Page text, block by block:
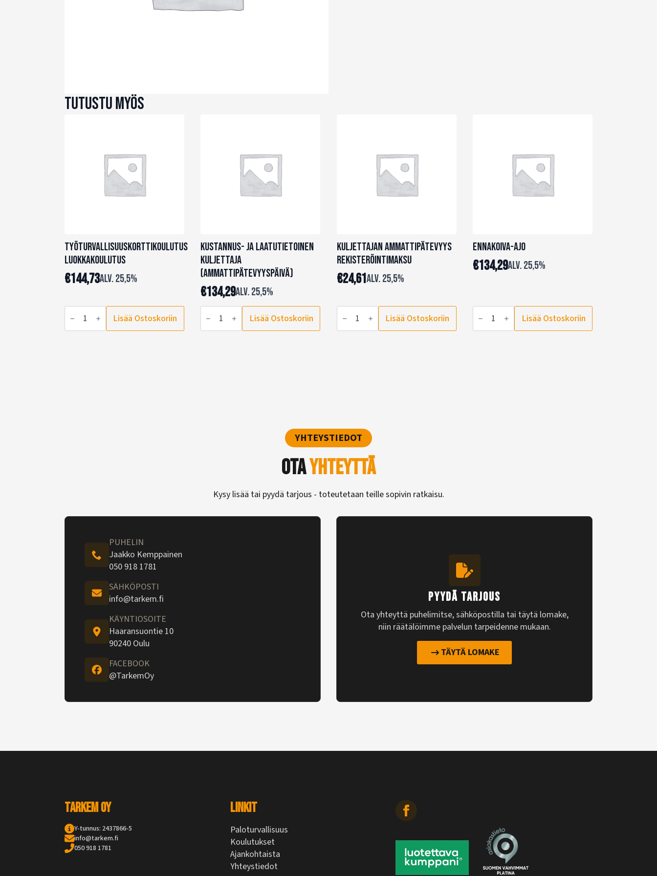
Tutustu myös
Työturvallisuuskorttikoulutus
Luokkakoulutus
€144,73alv. 25,5%
Työturvallisuuskorttikoulutus
Luokkakoulutus
määrä
Lisää Ostoskoriin
Kustannus- ja laatutietoinen
kuljettaja
(ammattipätevyyspäivä)
€134,29alv. 25,5%
Kustannus-
ja
laatutietoinen
Lisää Ostoskoriin
Kuljettajan ammattipätevyys
rekisteröintimaksu
€24,61alv. 25,5%
Kuljettajan
ammattipätevyys
rekisteröintimaksu
Lisää Ostoskoriin
Ennakoiva-ajo
€134,29alv. 25,5%
Ennakoiva-
ajo
määrä
Lisää Ostoskoriin
YHTEYSTIEDOT
Otayhteyttä
Kysy lisää tai pyydä tarjous - toteutetaan teille sopivin ratkaisu.
PUHELIN
Jaakko Kemppainen
050 918 1781
SÄHKÖPOSTI
info@tarkem.fi
KÄYNTIOSOITE
Haaransuontie 10
90240 Oulu
FACEBOOK
@TarkemOy
PYYDÄ TARJOUS
Ota yhteyttä puhelimitse, sähköpostilla tai täytä lomake,
niin räätälöimme palvelun tarpeidenne mukaan.
TÄYTÄ LOMAKE
Tarkem Oy
Y-tunnus: 2437866-5
info@tarkem.fi
050 918 1781
Linkit
Paloturvallisuus
Koulutukset
Ajankohtaista
Yhteystiedot